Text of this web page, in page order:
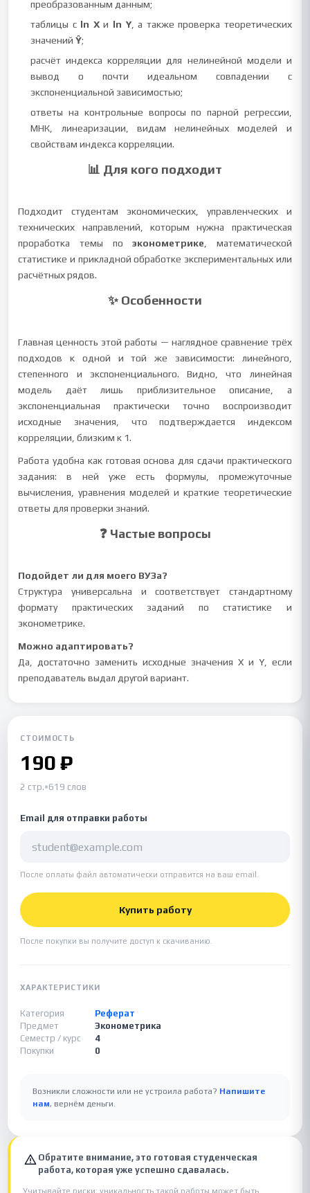
преобразованным данным;
таблицы с ln Xи ln Y, а также проверка теоретических
значенийŶ;
расчёт индекса корреляции для нелинейной модели и
вывод о почти идеальном совпадении с
экспоненциальной зависимостью;
ответы на контрольные вопросы по парной регрессии,
МНК, линеаризации, видам нелинейных моделей и
свойствам индекса корреляции.
📊 Для кого подходит
Подходит студентам экономических, управленческих и
технических направлений, которым нужна практическая
проработка темы поэконометрике , математической
статистике и прикладной обработке экспериментальных или
расчётных рядов.
✨ Особенности
Главная ценность этой работы — наглядное сравнение трёх
подходов к одной и той же зависимости: линейного,
степенного и экспоненциального. Видно, что линейная
модель даёт лишь приблизительное описание, а
экспоненциальная практически точно воспроизводит
исходные значения, что подтверждается индексом
корреляции, близким к 1.
Работа удобна как готовая основа для сдачи практического
задания: в ней уже есть формулы, промежуточные
вычисления, уравнения моделей и краткие теоретические
ответы для проверки знаний.
❓ Частые вопросы
Подойдет ли для моего ВУЗа?
Структура универсальна и соответствует стандартному
формату практических заданий по статистике и
эконометрике.
Можно адаптировать?
Да, достаточно заменить исходные значения X и Y, если
преподаватель выдал другой вариант.
СТОИМОСТЬ
190 ₽
2 стр.•619 слов
Email для отправки работы
После оплаты файл автоматически отправится на ваш email.
Купить работу
После покупки вы получите доступ к скачиванию.
ХАРАКТЕРИСТИКИ
Категория
Реферат
Предмет
Эконометрика
Семестр / курс
4
Покупки
0
Возникли сложности или не устроила работа? Напишите
нам, вернём деньги.
Обратите внимание, это готовая студенческая
работа, которая уже успешно сдавалась.
Учитывайте риски: уникальность такой работы может быть